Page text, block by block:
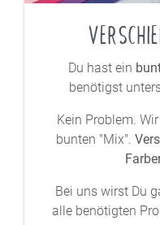
Du hast ein
benötigst
Kein Problem.
bunten "Mix".
Bei uns wirst Du
alle benötigten